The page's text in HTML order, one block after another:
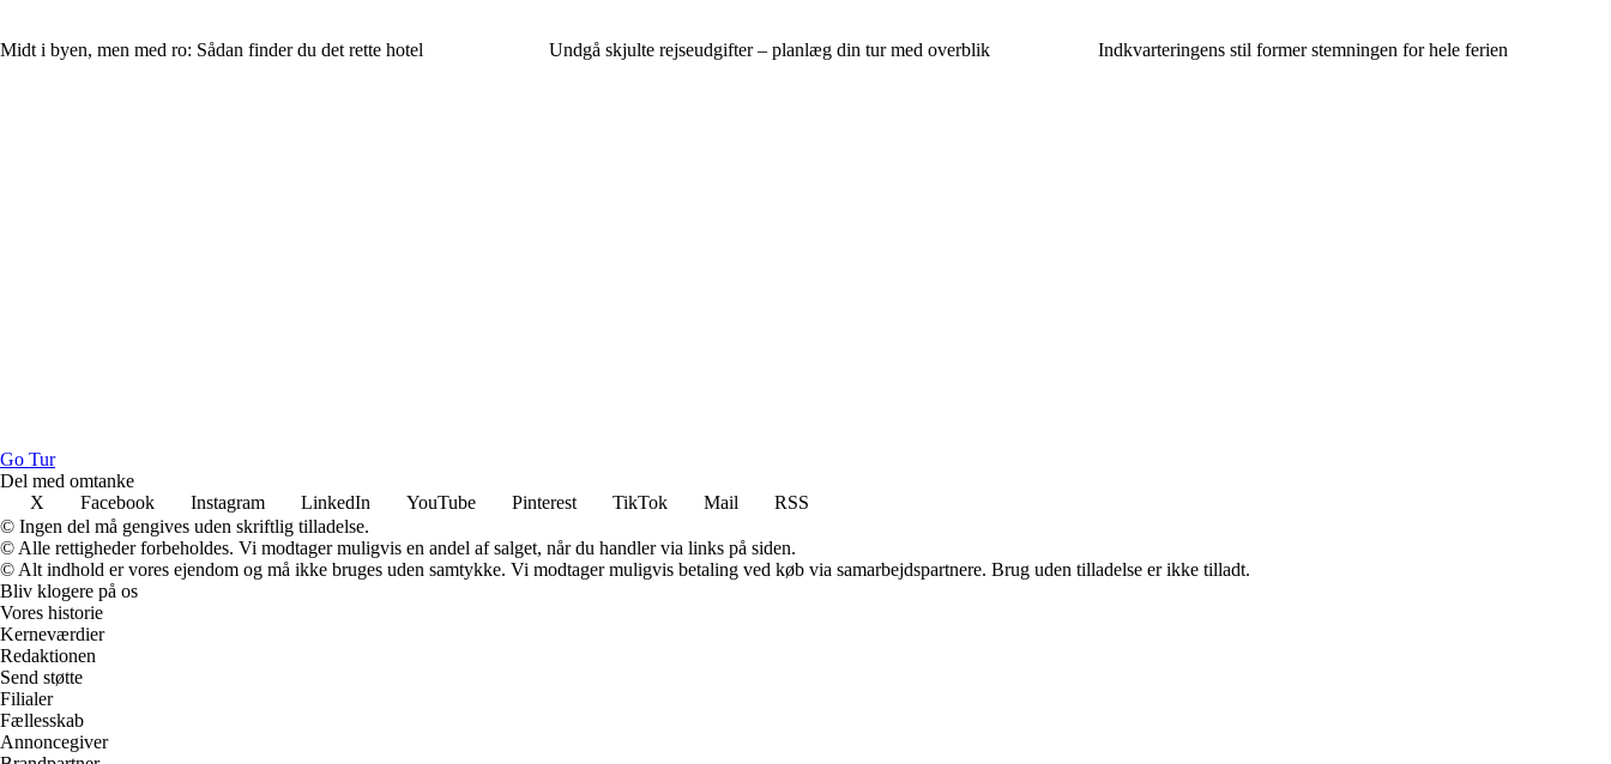
Midt i byen, men med ro: Sådan finder du det rette hotel Undgå skjulte rejseudgifter – planlæg din tur med overblik Indkvarteringens stil former stemningen for hele ferien
Go Tur
Del med omtanke
X
Facebook Instagram LinkedIn YouTube Pinterest TikTok Mail
RSS
© Ingen del må gengives uden skriftlig tilladelse.
© Alle rettigheder forbeholdes. Vi modtager muligvis en andel af salget, når du handler via links på siden.
© Alt indhold er vores ejendom og må ikke bruges uden samtykke. Vi modtager muligvis betaling ved køb via samarbejdspartnere. Brug uden tilladelse er ikke tilladt.
Bliv klogere på os
Vores historie
Kerneværdier
Redaktionen
Send støtte
Filialer
Fællesskab
Annoncegiver